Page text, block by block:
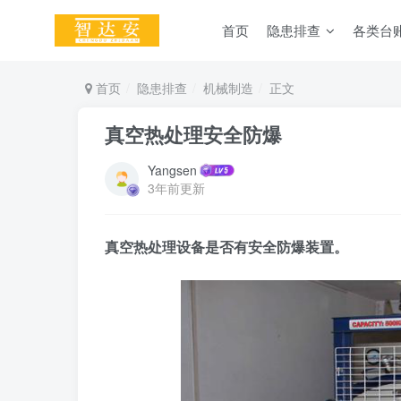
首页 隐患排查 各类台
首页 隐患排查 机械制造 正文
真空热处理安全防爆
Yangsen
3年前更新
真空热处理设备是否有安全防爆装置。